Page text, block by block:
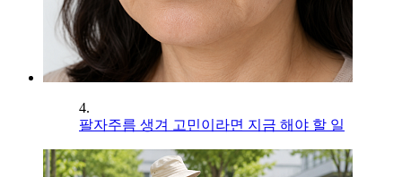
4.
팔자주름 생겨 고민이라면 지금 해야 할 일